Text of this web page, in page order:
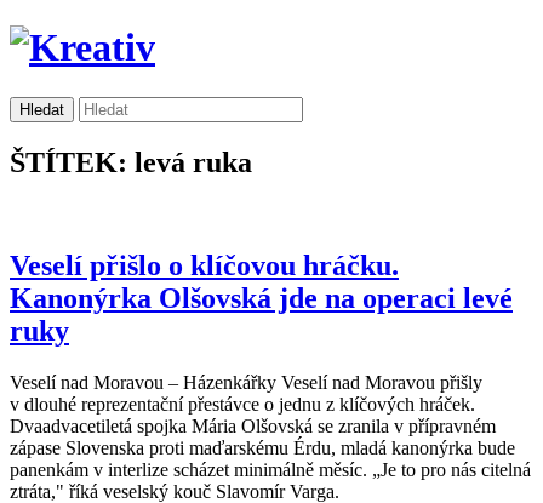
ŠTÍTEK: levá ruka
Veselí přišlo o klíčovou hráčku.
Kanonýrka Olšovská jde na operaci levé
ruky
Veselí nad Moravou – Házenkářky Veselí nad Moravou přišly
v dlouhé reprezentační přestávce o jednu z klíčových hráček.
Dvaadvacetiletá spojka Mária Olšovská se zranila v přípravném
zápase Slovenska proti maďarskému Érdu, mladá kanonýrka bude
panenkám v interlize scházet minimálně měsíc. „Je to pro nás citelná
ztráta," říká veselský kouč Slavomír Varga.